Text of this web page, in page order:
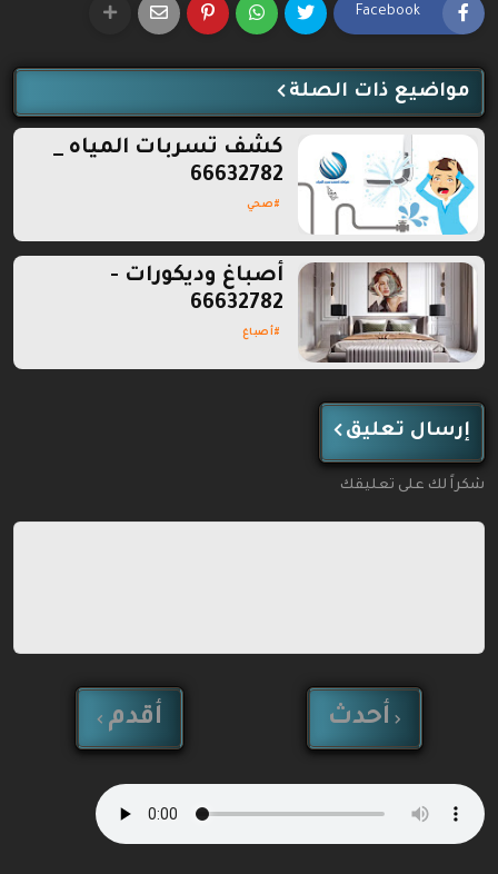
Facebook
مواضيع ذات الصلة
كشف تسربات المياه _
66632782
صحي
أصباغ وديكورات -
66632782
أصباغ
إرسال تعليق
شكراً لك على تعليقك
أحدث أقدم